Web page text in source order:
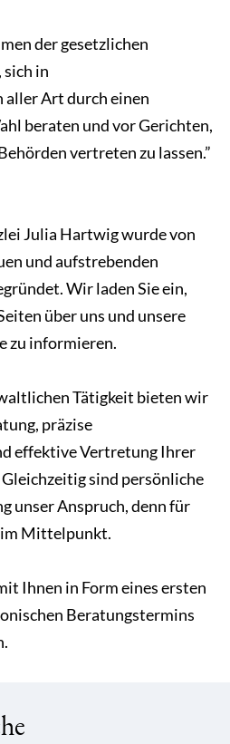
der gesetzlichen
in
aller Art durch einen
beraten und vor Gerichten,
vertreten zu lassen.”
Julia Hartwig wurde von
und aufstrebenden
Wir laden Sie ein,
über uns und unsere
zu informieren.
Tätigkeit bieten wir
präzise
effektive Vertretung Ihrer
sind persönliche
unser Anspruch, denn für
Mittelpunkt.
Ihnen in Form eines ersten
Beratungstermins